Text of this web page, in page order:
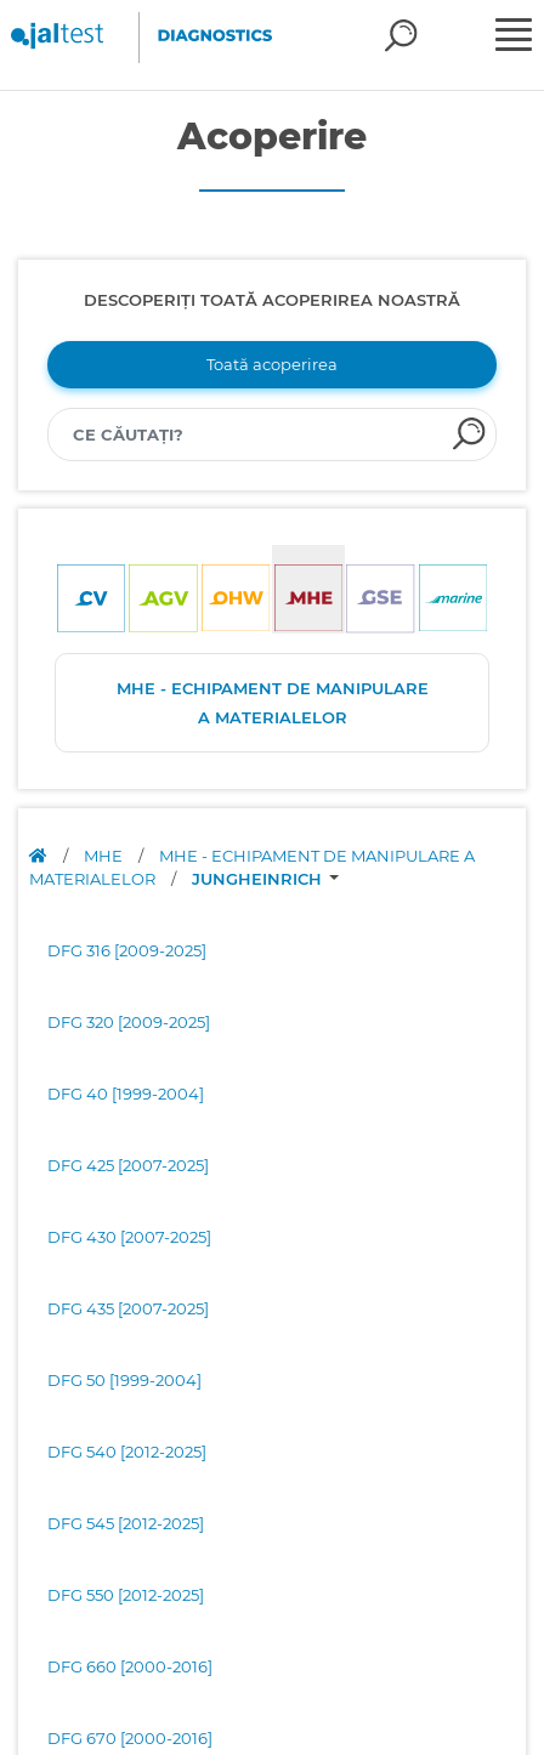
Acoperire
DESCOPERIȚI TOATĂ ACOPERIREA NOASTRĂ
Toată acoperirea
MHE - ECHIPAMENT DE MANIPULARE
A MATERIALELOR
/ MHE /
MHE - ECHIPAMENT DE MANIPULARE A
MATERIALELOR
/ JUNGHEINRICH
DFG 316 [2009-2025]
DFG 320 [2009-2025]
DFG 40 [1999-2004]
DFG 425 [2007-2025]
DFG 430 [2007-2025]
DFG 435 [2007-2025]
DFG 50 [1999-2004]
DFG 540 [2012-2025]
DFG 545 [2012-2025]
DFG 550 [2012-2025]
DFG 660 [2000-2016]
DFG 670 [2000-2016]